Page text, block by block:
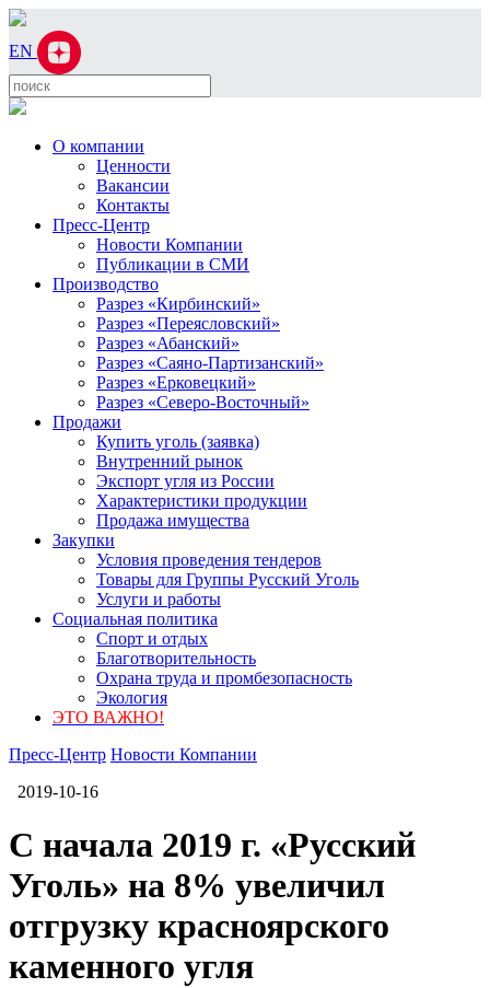
EN
О компании
Ценности
Вакансии
Контакты
Пресс-Центр
Новости Компании
Публикации в СМИ
Производство
Разрез «Кирбинский»
Разрез «Переясловский»
Разрез «Абанский»
Разрез «Саяно-Партизанский»
Разрез «Ерковецкий»
Разрез «Северо-Восточный»
Продажи
Купить уголь (заявка)
Внутренний рынок
Экспорт угля из России
Характеристики продукции
Продажа имущества
Закупки
Условия проведения тендеров
Товары для Группы Русский Уголь
Услуги и работы
Социальная политика
Спорт и отдых
Благотворительность
Охрана труда и промбезопасность
Экология
ЭТО ВАЖНО!
Пресс-Центр Новости Компании
2019-10-16
С начала 2019 г. «Русский
Уголь» на 8% увеличил
отгрузку красноярского
каменного угля